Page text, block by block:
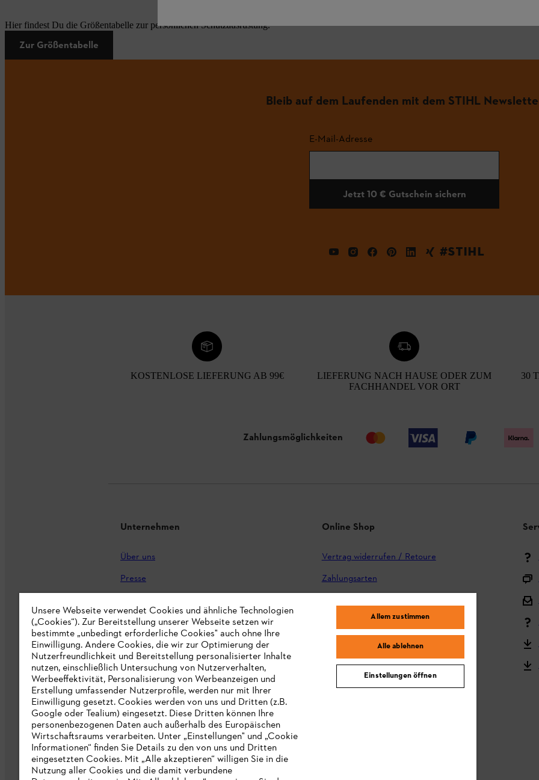
Hier findest Du die Größentabelle zur persönlichen Schutzausrüstung.
Zur Größentabelle
Bleib auf dem Laufenden mit dem STIHL
E-Mail-Adresse
Jetzt 10 € Gutschein sichern
#STIHL
KOSTENLOSE LIEFERUNG AB 99€
LIEFERUNG NACH HAUSE ODER ZUM
FACHHANDEL VOR ORT
30
Zahlungsmöglichkeiten
Unternehmen
Über uns
Presse
STIHL Markenshop
Nachhaltigkeit
STIHL Hinweisgebersystem
Informationen für Lieferunternehmen
Erklärung zur Barrierefreiheit
Produktpiraterie
Fakten zu STIHL
Online Shop
Vertrag widerrufen / Retoure
Zahlungsarten
Reklamation und Garantie
STIHL Kooperationsprogramm
STIHL Bedienungsanleitungen
MY STIHL
Unsere Webseite verwendet Cookies und ähnliche Technologien
(„Cookies“). Zur Bereitstellung unserer Webseite setzen wir
bestimmte „unbedingt erforderliche Cookies" auch ohne Ihre
Einwilligung. Andere Cookies, die wir zur Optimierung der
Nutzerfreundlichkeit und Bereitstellung personalisierter Inhalte
nutzen, einschließlich Untersuchung von Nutzerverhalten,
Werbeeffektivität, Personalisierung von Werbeanzeigen und
Erstellung umfassender Nutzerprofile, werden nur mit Ihrer
Einwilligung gesetzt. Cookies werden von uns und Dritten (z.B.
Google oder Tealium) eingesetzt. Diese Dritten können Ihre
personenbezogenen Daten auch außerhalb des Europäischen
Wirtschaftsraums verarbeiten. Unter „Einstellungen" und „Cookie
Informationen“ finden Sie Details zu den von uns und Dritten
eingesetzten Cookies. Mit „Alle akzeptieren“ willigen Sie in die
Nutzung aller Cookies und die damit verbundene
Allem zustimmen
Alle ablehnen
Einstellungen öffnen